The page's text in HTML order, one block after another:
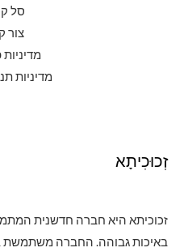
סל
צור
מדיניות
זְכוּכִיתָא
זכוכיתא היא חברה חדשנית
באיכות גבוהה. החברה משתמשת